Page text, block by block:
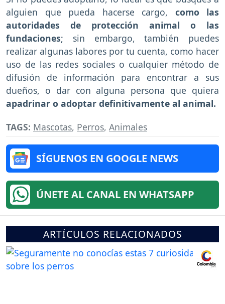
alguien que pueda hacerse cargo, como las
autoridades de protección animal o las
fundaciones; sin embargo, también puedes
realizar algunas labores por tu cuenta, como hacer
uso de las redes sociales o cualquier método de
difusión de información para encontrar a sus
dueños, o dar con alguna persona que quiera
apadrinar o adoptar definitivamente al animal.
TAGS: Mascotas, Perros, Animales
SÍGUENOS EN GOOGLE NEWS
ÚNETE AL CANAL EN WHATSAPP
ARTÍCULOS RELACIONADOS